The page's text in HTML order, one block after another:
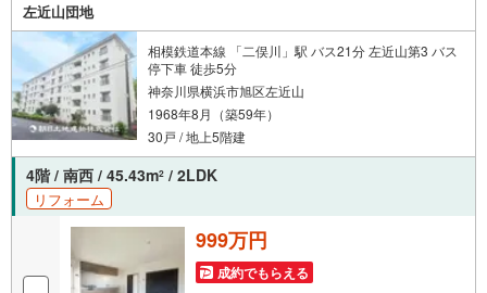
左近山団地
相模鉄道本線 「二俣川」駅 バス21分 左近山第3 バス
停下車 徒歩5分
神奈川県横浜市旭区左近山
1968年8月（築59年）
30戸 / 地上5階建
4階 / 南西 / 45.43m2 / 2LDK
リフォーム
999万円
成約でもらえる